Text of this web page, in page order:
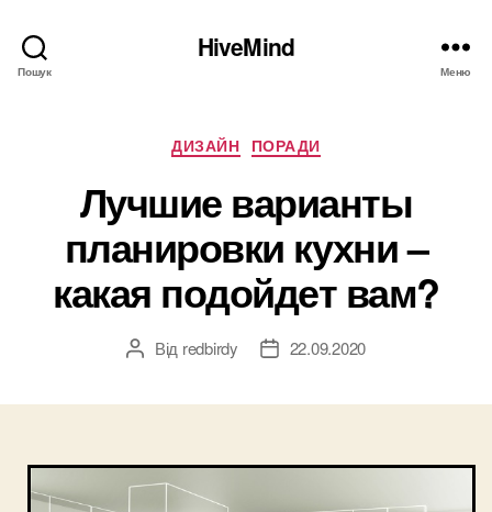
Пошук
HiveMind
Меню
Категорії
ДИЗАЙН ПОРАДИ
Лучшие варианты
планировки кухни –
какая подойдет вам?
Автор
Від redbirdy
Дата22.09.2020